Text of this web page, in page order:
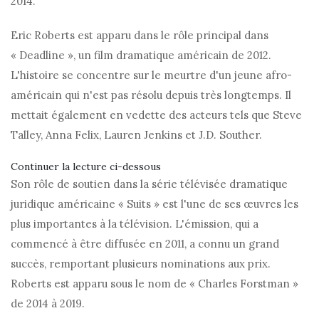
Eric Roberts est apparu dans le rôle principal dans
« Deadline », un film dramatique américain de 2012.
L'histoire se concentre sur le meurtre d'un jeune afro-
américain qui n'est pas résolu depuis très longtemps. Il
mettait également en vedette des acteurs tels que Steve
Talley, Anna Felix, Lauren Jenkins et J.D. Souther.
Continuer la lecture ci-dessous
Son rôle de soutien dans la série télévisée dramatique
juridique américaine « Suits » est l'une de ses œuvres les
plus importantes à la télévision. L'émission, qui a
commencé à être diffusée en 2011, a connu un grand
succès, remportant plusieurs nominations aux prix.
Roberts est apparu sous le nom de « Charles Forstman »
de 2014 à 2019.